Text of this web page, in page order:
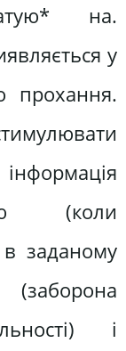
на.
у
прохання.
(коли
заданому
і